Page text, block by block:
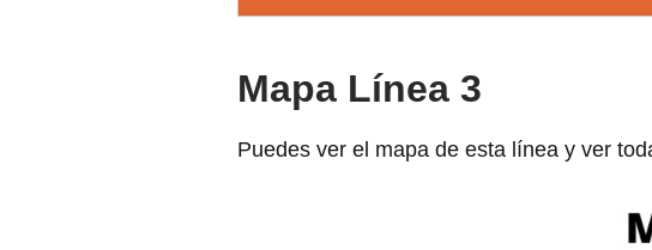
Mapa Línea 3
Puedes ver el mapa de esta línea y ver